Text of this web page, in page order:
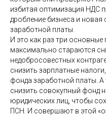
избитая оптимизация НДС
дробление бизнеса и
заработной платы.
И это как раз три
максимально стараются
недобросовестных
снизить зарплатные
фонда заработной платы.
снизить совокупный фонд
юридических лиц, чтобы
ПСН. И совершают в этой